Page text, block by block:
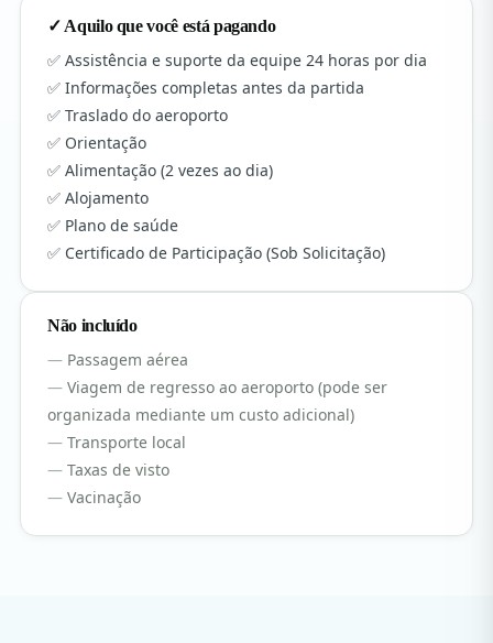
✓ Aquilo que você está pagando
Assistência e suporte da equipe 24 horas por dia
Informações completas antes da partida
Traslado do aeroporto
Orientação
Alimentação (2 vezes ao dia)
Alojamento
Plano de saúde
Certificado de Participação (Sob Solicitação)
Não incluído
Passagem aérea
Viagem de regresso ao aeroporto (pode ser
organizada mediante um custo adicional)
Transporte local
Taxas de visto
Vacinação